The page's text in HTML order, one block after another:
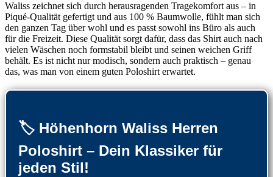
Waliss zeichnet sich durch herausragenden Tragekomfort aus – in
Piqué-Qualität gefertigt und aus 100 % Baumwolle, fühlt man sich
den ganzen Tag über wohl und es passt sowohl ins Büro als auch
für die Freizeit. Diese Qualität sorgt dafür, dass das Shirt auch nach
vielen Wäschen noch formstabil bleibt und seinen weichen Griff
behält. Es ist nicht nur modisch, sondern auch praktisch – genau
das, was man von einem guten Poloshirt erwartet.
🏷️ Höhenhorn Waliss Herren
Poloshirt – Dein Klassiker für
jeden Stil!